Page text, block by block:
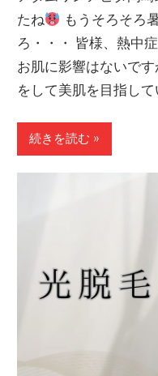
たね
もうそろそろ
ろ・・・ 皆様、熱中
お肌に影響はないで
をして美肌を目指し
続きを読む »